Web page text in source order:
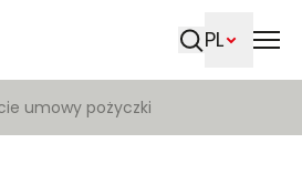
PL
umowy pożyczki